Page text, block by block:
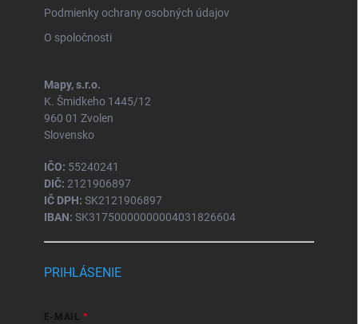
Podmienky ochrany osobných údajov
O spoločnosti
Mapy, s.r.o.
K. Šmidkeho 1445/12
960 01 Zvolen
Slovensko
IČO: 55240241
DIČ: 2121906897
IČ DPH: SK2121906897
IBAN: SK31750000000004031826604
PRIHLÁSENIE
E-MAIL